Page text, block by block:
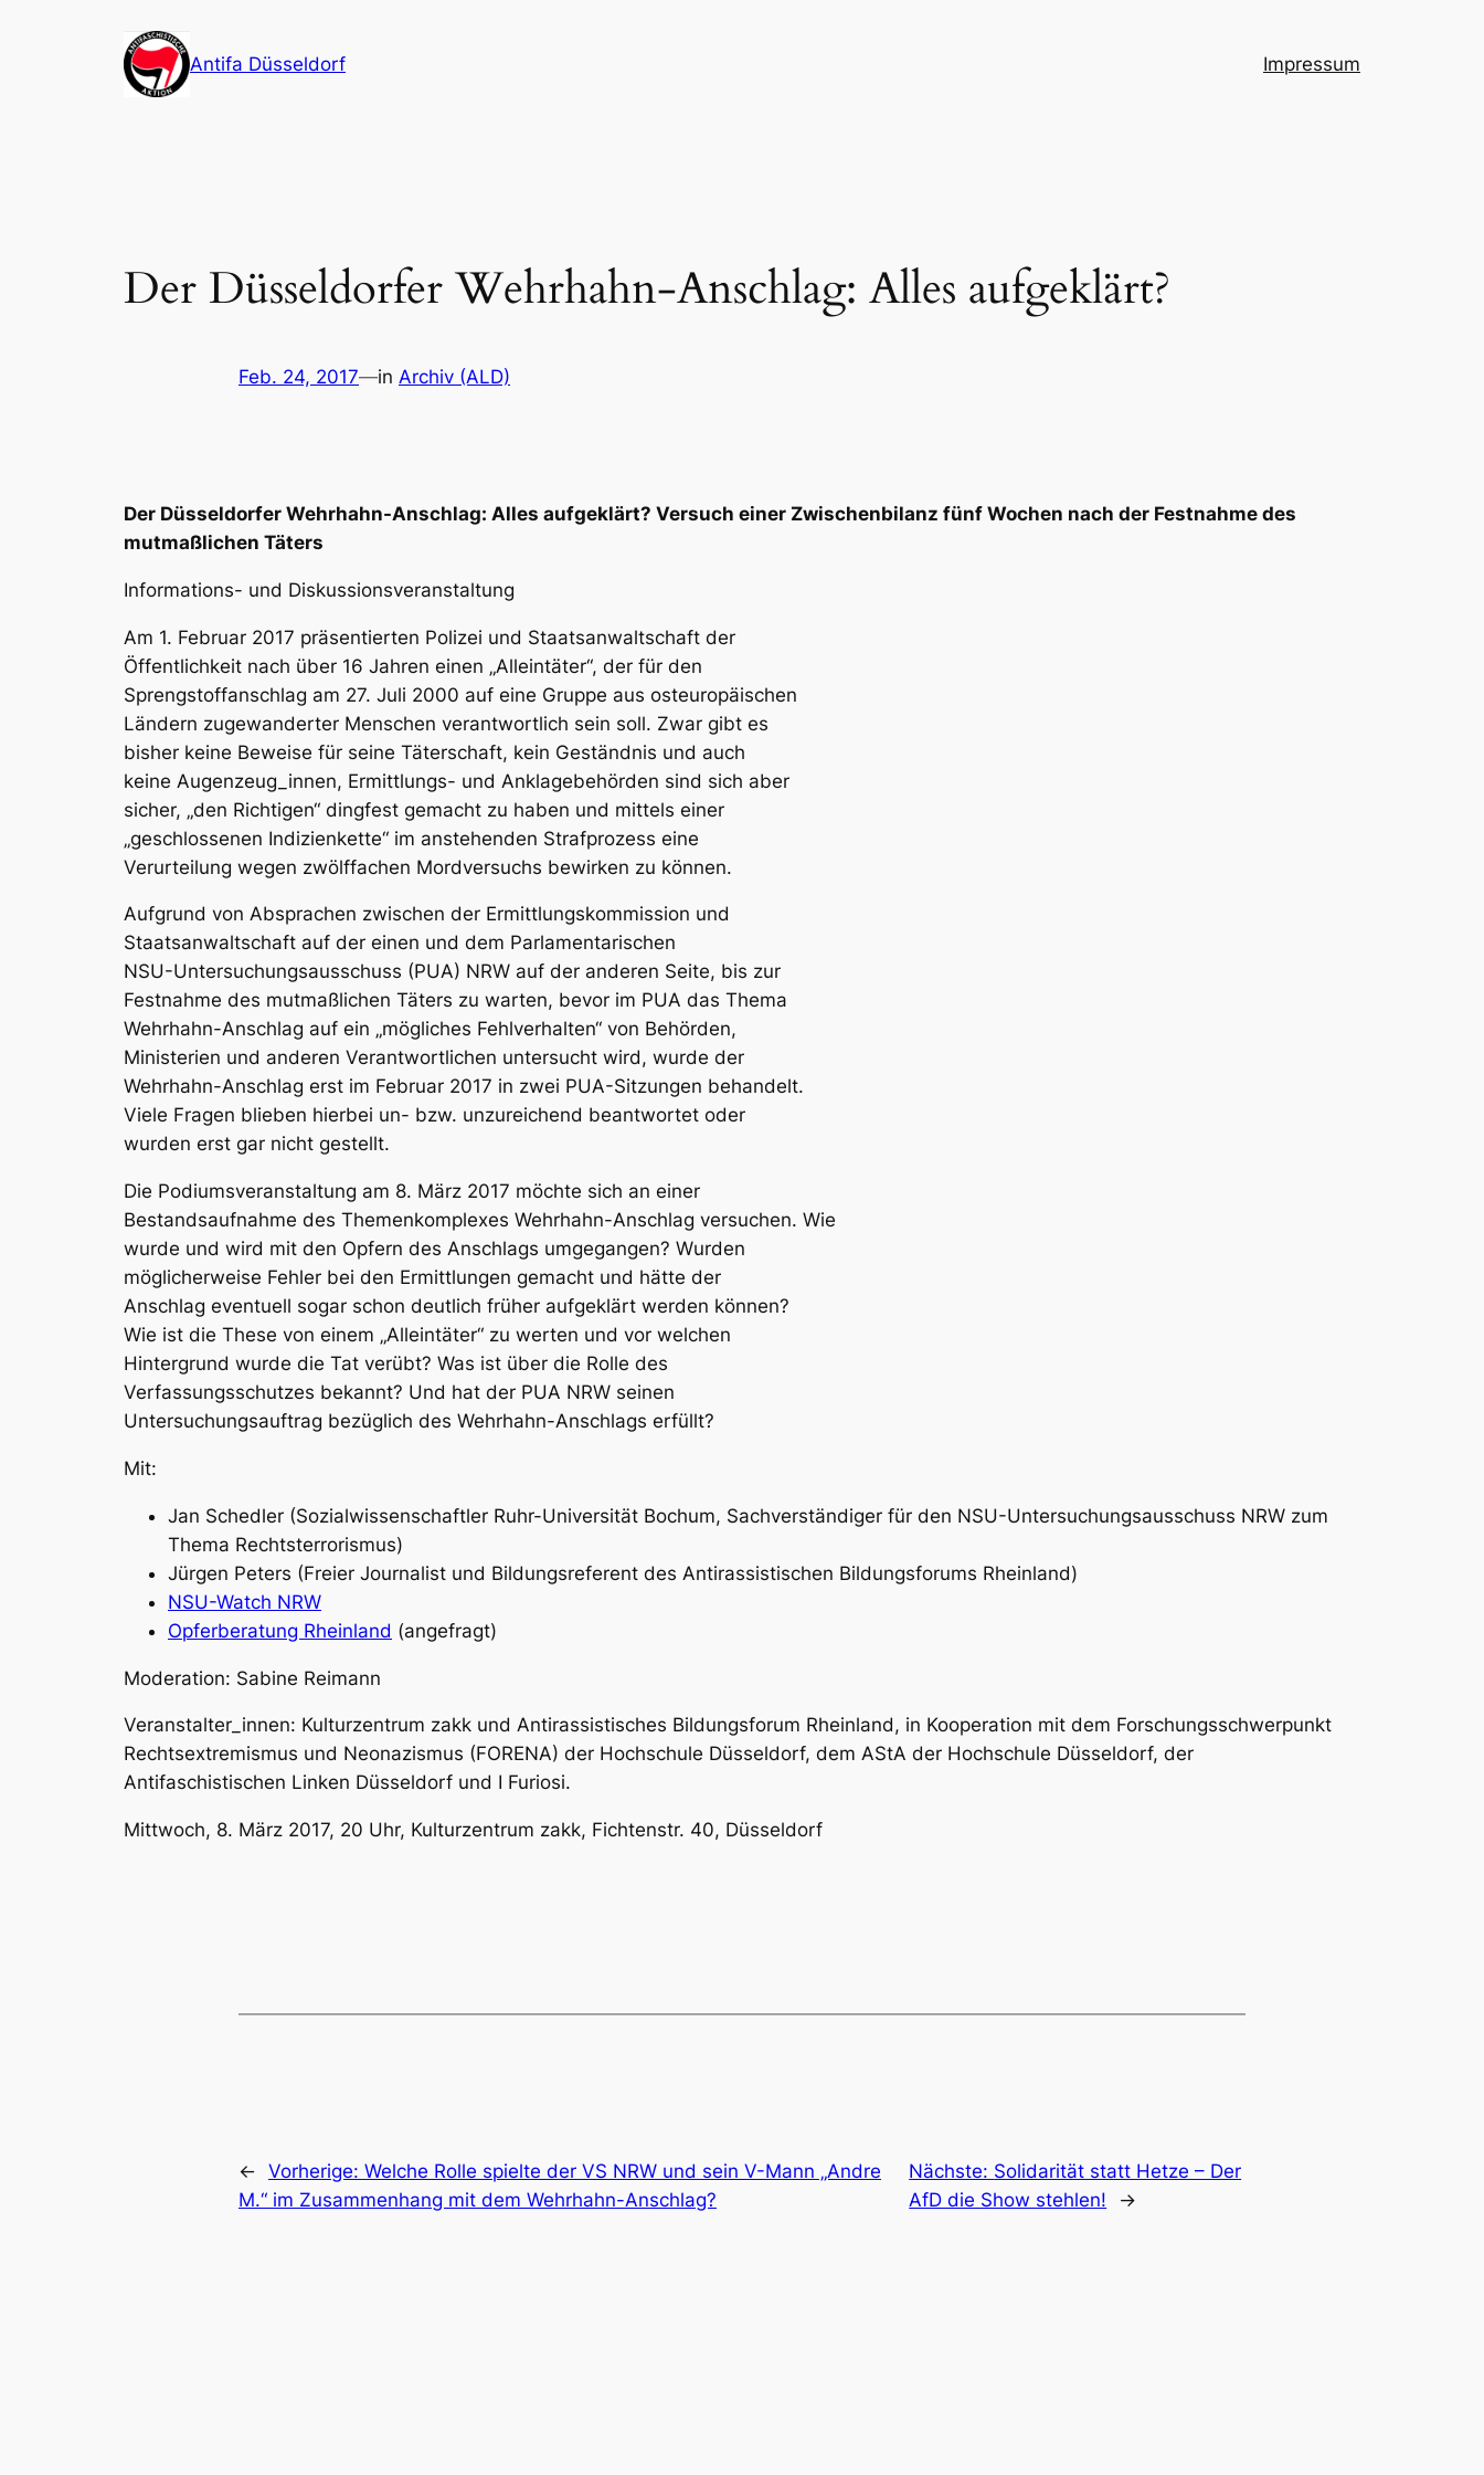
Antifa Düsseldorf Impressum
Der Düsseldorfer Wehrhahn-Anschlag: Alles aufgeklärt?
Feb. 24, 2017—in Archiv (ALD)
Der Düsseldorfer Wehrhahn-Anschlag: Alles aufgeklärt? Versuch einer Zwischenbilanz fünf Wochen nach der Festnahme des
mutmaßlichen Täters
Informations- und Diskussionsveranstaltung
Am 1. Februar 2017 präsentierten Polizei und Staatsanwaltschaft der
Öffentlichkeit nach über 16 Jahren einen „Alleintäter“, der für den
Sprengstoffanschlag am 27. Juli 2000 auf eine Gruppe aus osteuropäischen
Ländern zugewanderter Menschen verantwortlich sein soll. Zwar gibt es
bisher keine Beweise für seine Täterschaft, kein Geständnis und auch
keine Augenzeug_innen, Ermittlungs- und Anklagebehörden sind sich aber
sicher, „den Richtigen“ dingfest gemacht zu haben und mittels einer
„geschlossenen Indizienkette“ im anstehenden Strafprozess eine
Verurteilung wegen zwölffachen Mordversuchs bewirken zu können.
Aufgrund von Absprachen zwischen der Ermittlungskommission und
Staatsanwaltschaft auf der einen und dem Parlamentarischen
NSU-Untersuchungsausschuss (PUA) NRW auf der anderen Seite, bis zur
Festnahme des mutmaßlichen Täters zu warten, bevor im PUA das Thema
Wehrhahn-Anschlag auf ein „mögliches Fehlverhalten“ von Behörden,
Ministerien und anderen Verantwortlichen untersucht wird, wurde der
Wehrhahn-Anschlag erst im Februar 2017 in zwei PUA-Sitzungen behandelt.
Viele Fragen blieben hierbei un- bzw. unzureichend beantwortet oder
wurden erst gar nicht gestellt.
Die Podiumsveranstaltung am 8. März 2017 möchte sich an einer
Bestandsaufnahme des Themenkomplexes Wehrhahn-Anschlag versuchen. Wie
wurde und wird mit den Opfern des Anschlags umgegangen? Wurden
möglicherweise Fehler bei den Ermittlungen gemacht und hätte der
Anschlag eventuell sogar schon deutlich früher aufgeklärt werden können?
Wie ist die These von einem „Alleintäter“ zu werten und vor welchen
Hintergrund wurde die Tat verübt? Was ist über die Rolle des
Verfassungsschutzes bekannt? Und hat der PUA NRW seinen
Untersuchungsauftrag bezüglich des Wehrhahn-Anschlags erfüllt?
Mit:
Jan Schedler (Sozialwissenschaftler Ruhr-Universität Bochum, Sachverständiger für den NSU-Untersuchungsausschuss NRW zum
Thema Rechtsterrorismus)
Jürgen Peters (Freier Journalist und Bildungsreferent des Antirassistischen Bildungsforums Rheinland)
NSU-Watch NRW
Opferberatung Rheinland (angefragt)
Moderation: Sabine Reimann
Veranstalter_innen: Kulturzentrum zakk und Antirassistisches Bildungsforum Rheinland, in Kooperation mit dem Forschungsschwerpunkt
Rechtsextremismus und Neonazismus (FORENA) der Hochschule Düsseldorf, dem AStA der Hochschule Düsseldorf, der
Antifaschistischen Linken Düsseldorf und I Furiosi.
Mittwoch, 8. März 2017, 20 Uhr, Kulturzentrum zakk, Fichtenstr. 40, Düsseldorf
← Vorherige: Welche Rolle spielte der VS NRW und sein V-Mann „Andre
M.“ im Zusammenhang mit dem Wehrhahn-Anschlag?
Nächste: Solidarität statt Hetze – Der
AfD die Show stehlen!
→